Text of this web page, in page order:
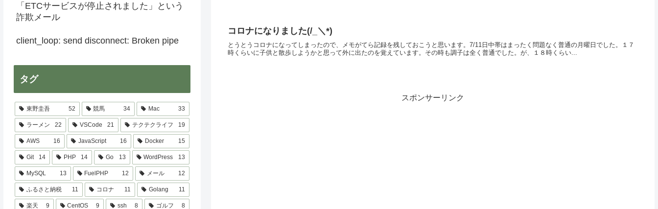
コロナになりました(/_＼*)
とうとうコロナになってしまったので、メモがてら記録を残しておこうと思います。7/11日中帯はまったく問題なく普通の月曜日でした。１７
時くらいに子供と散歩しようかと思って外に出たのを覚えています。その時も調子は全く普通でした。が、１８時くらい...
スポンサーリンク
「ETCサービスが停止されました」という
詐欺メール
client_loop: send disconnect: Broken pipe
タグ
東野圭吾 52 競馬 34 Mac 33
ラーメン 22 VSCode 21 テクテクライフ 19
AWS 16 JavaScript 16 Docker 15
Git 14 PHP 14 Go 13 WordPress 13
MySQL 13 FuelPHP 12 メール 12
ふるさと納税 11 コロナ 11 Golang 11
楽天 9 CentOS 9 ssh 8 ゴルフ 8